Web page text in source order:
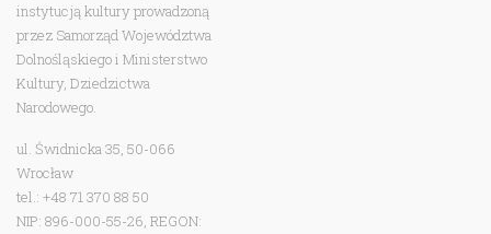
instytucją kultury prowadzoną
przez Samorząd Województwa
Dolnośląskiego i Ministerstwo
Kultury, Dziedzictwa
Narodowego.
ul. Świdnicka 35, 50-066
Wrocław
tel.: +48 71 370 88 50
NIP: 896-000-55-26, REGON: